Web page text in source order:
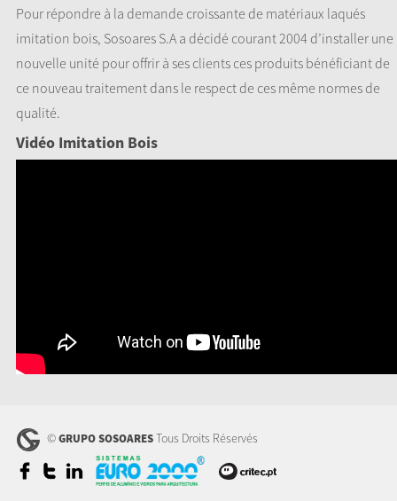
Pour répondre à la demande croissante de matériaux laqués
imitation bois, Sosoares S.A a décidé courant 2004 d’installer une
nouvelle unité pour offrir à ses clients ces produits bénéficiant de
ce nouveau traitement dans le respect de ces même normes de
qualité.
Vidéo Imitation Bois
©GRUPO SOSOARESTous Droits Réservés